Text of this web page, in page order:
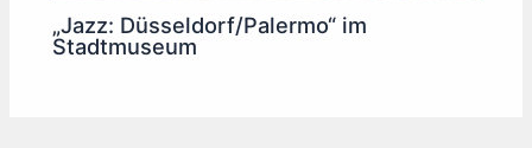
„Jazz: Düsseldorf/Palermo“ im
Stadtmuseum